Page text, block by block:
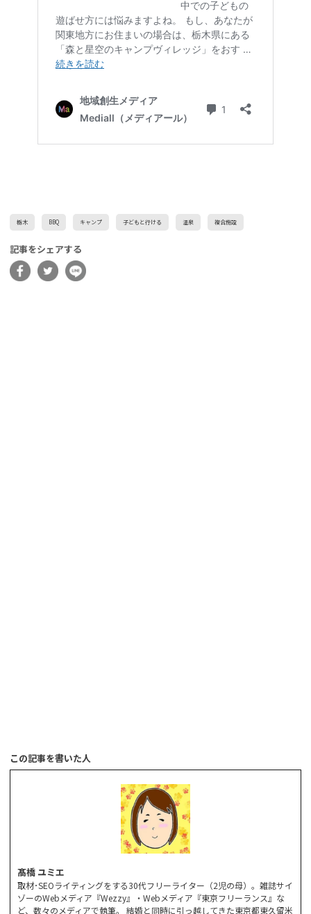
栃木 BBQ キャンプ 子どもと行ける 温泉 複合施設
記事をシェアする
この記事を書いた人
髙橋 ユミエ
取材･SEOライティングをする30代フリーライター（2児の母）。雑誌サイ
ゾーのWebメディア『Wezzy』・Webメディア『東京フリーランス』な
ど、数々のメディアで執筆。 結婚と同時に引っ越してきた東京都東久留米